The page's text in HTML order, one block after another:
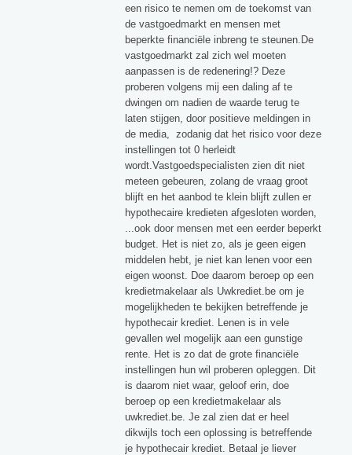
een risico te nemen om de toekomst van
de vastgoedmarkt en mensen met
beperkte financiële inbreng te steunen.De
vastgoedmarkt zal zich wel moeten
aanpassen is de redenering!? Deze
proberen volgens mij een daling af te
dwingen om nadien de waarde terug te
laten stijgen, door positieve meldingen in
de media, zodanig dat het risico voor deze
instellingen tot 0 herleidt
wordt.Vastgoedspecialisten zien dit niet
meteen gebeuren, zolang de vraag groot
blijft en het aanbod te klein blijft zullen er
hypothecaire kredieten afgesloten worden,
...ook door mensen met een eerder beperkt
budget. Het is niet zo, als je geen eigen
middelen hebt, je niet kan lenen voor een
eigen woonst. Doe daarom beroep op een
kredietmakelaar als Uwkrediet.be om je
mogelijkheden te bekijken betreffende je
hypothecair krediet. Lenen is in vele
gevallen wel mogelijk aan een gunstige
rente. Het is zo dat de grote financiële
instellingen hun wil proberen opleggen. Dit
is daarom niet waar, geloof erin, doe
beroep op een kredietmakelaar als
uwkrediet.be. Je zal zien dat er heel
dikwijls toch een oplossing is betreffende
je hypothecair krediet. Betaal je liever